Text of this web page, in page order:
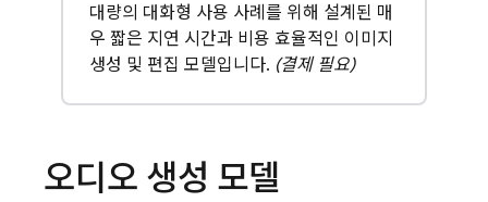
대량의 대화형 사용 사례를 위해 설계된 매
우 짧은 지연 시간과 비용 효율적인 이미지
생성 및 편집 모델입니다. (결제 필요)
오디오 생성 모델